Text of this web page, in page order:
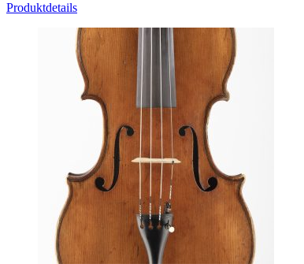
Produktdetails